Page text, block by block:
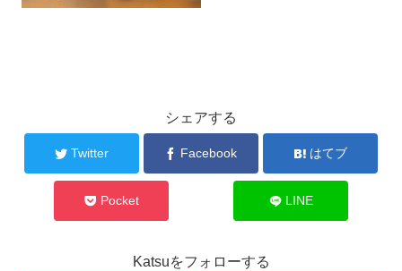
シェアする
Twitter Facebook はてブ
Pocket LINE
Katsuをフォローする